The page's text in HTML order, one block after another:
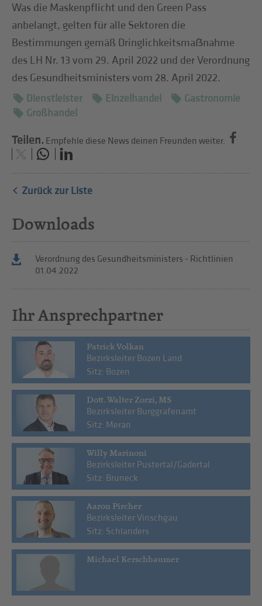
Was die Maskenpflicht und den Green Pass
anbelangt, gelten für alle Sektoren die
Bestimmungen gemäß Dringlichkeitsmaẞnahme
des LH Nr. 13 vom 29. April 2022 und der Verordnung
des Gesundheitsministers vom 28. April 2022.
Dienstleister Einzelhandel
Gastronomie
Großhandel
Teilen. Empfehle diese News deinen Freunden weiter.
Zurück zur Liste
Downloads
Verordnung des Gesundheitsministers - Richtlinien
01.04.2022
Ihr Ansprechpartner
Patrick Volkan
Bezirksleiter Bozen Land
Sitz: Bozen
Dott. Walter Zorzi, MS
Bezirksleiter Burggrafenamt
Sitz: Meran
Willy Marinoni
Bezirksleiter Pustertal/Gadertal
Sitz: Bruneck
Aaron Pircher
Bezirksleiter Vinschgau
Sitz: Schlanders
Michael Kerschbaumer